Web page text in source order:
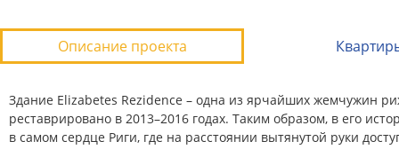
Описание проекта
Здание Elizabetes Rezidence – одна из ярчайших жемчужин
реставрировано в 2013–2016 годах. Таким образом, в его
в самом сердце Риги, где на расстоянии вытянутой руки